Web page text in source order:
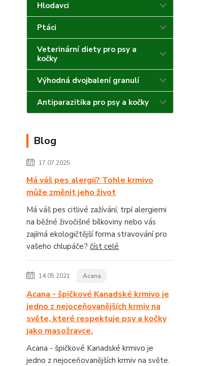
Hlodavci
Ptáci
Veterinární diety pro psy a
kočky
Výhodná dvojbalení granulí
Antiparazitika pro psy a kočky
Blog
17.07.2025
Má váš pes alergii? Tohle krmivo
může změnit jeho život
Má váš pes citlivé zažívání, trpí alergiemi
na běžné živočišné bílkoviny nebo vás
zajímá ekologičtější forma stravování pro
vašeho chlupáče? číst celé
14.05.2021 Acana
Acana - špičkové Kanadské krmivo je
jedno z nejoceňovanějších krmiv na
světe, které respektuje psy a kočky
jako masožravce.
Acana - špičkové Kanadské krmivo je
jedno z nejoceňovanějších krmiv na světe.